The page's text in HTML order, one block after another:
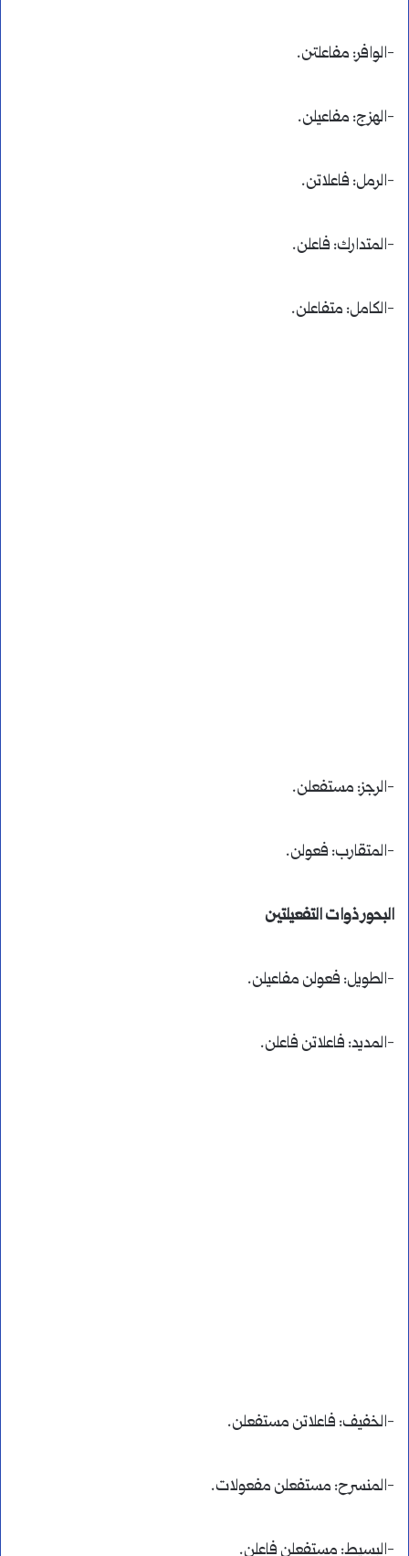
-الوافر: مفاعلتن.
-الهزج: مفاعيلن.
-الرمل: فاعلاتن.
-المتدارك: فاعلن.
-الكامل: متفاعلن.
-الرجز: مستفعلن.
-المتقارب: فعولن.
البحور ذوات التفعيلتين
-الطويل: فعولن مفاعيلن.
-المديد: فاعلاتن فاعلن.
-الخفيف: فاعلاتن مستفعلن.
-المنسرح: مستفعلن مفعولات.
-البسيط: مستفعلن فاعلن.